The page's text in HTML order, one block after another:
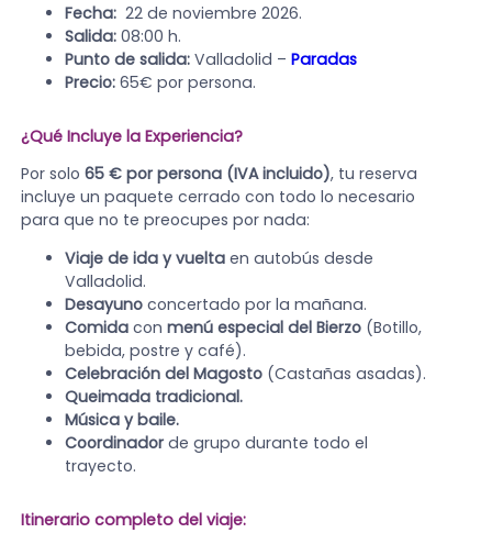
Fecha:22 de noviembre 2026.
Salida:08:00 h.
Punto de salida:Valladolid – Paradas
Precio:65€ por persona.
¿Qué Incluye la Experiencia?
Por solo 65 € por persona (IVA incluido), tu reserva
incluye un paquete cerrado con todo lo necesario
para que no te preocupes por nada:
Viaje de ida y vueltaen autobús desde
Valladolid.
Desayunoconcertado por la mañana.
Comidacon menú especial del Bierzo(Botillo,
bebida, postre y café).
Celebración del Magosto(Castañas asadas).
Queimada tradicional.
Música y baile.
Coordinadorde grupo durante todo el
trayecto.
Itinerario completo del viaje: